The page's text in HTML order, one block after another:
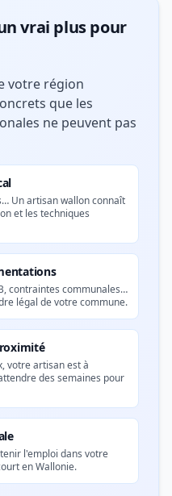
vrai plus pour
votre région
que les
ne peuvent pas
Un artisan wallon connaît
et les techniques
contraintes communales…
légal de votre commune.
votre artisan est à
des semaines pour
l'emploi dans votre
en Wallonie.